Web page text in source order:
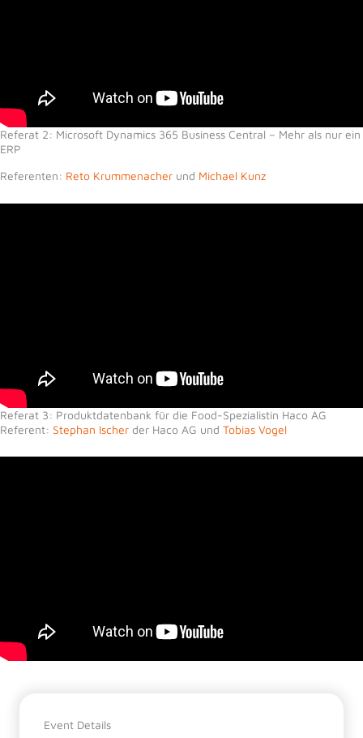
Referat 2: Microsoft Dynamics 365 Business Central – Mehr als nur ein
ERP
Referenten: Reto Krummenacher und Michael Kunz
Referat 3: Produktdatenbank für die Food-Spezialistin Haco AG
Referent: Stephan Ischer der Haco AG und Tobias Vogel
Event Details